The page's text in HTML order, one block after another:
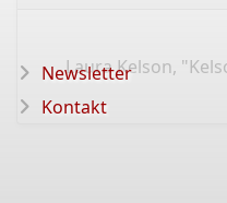
Laura Kelson,
Newsletter
Kontakt